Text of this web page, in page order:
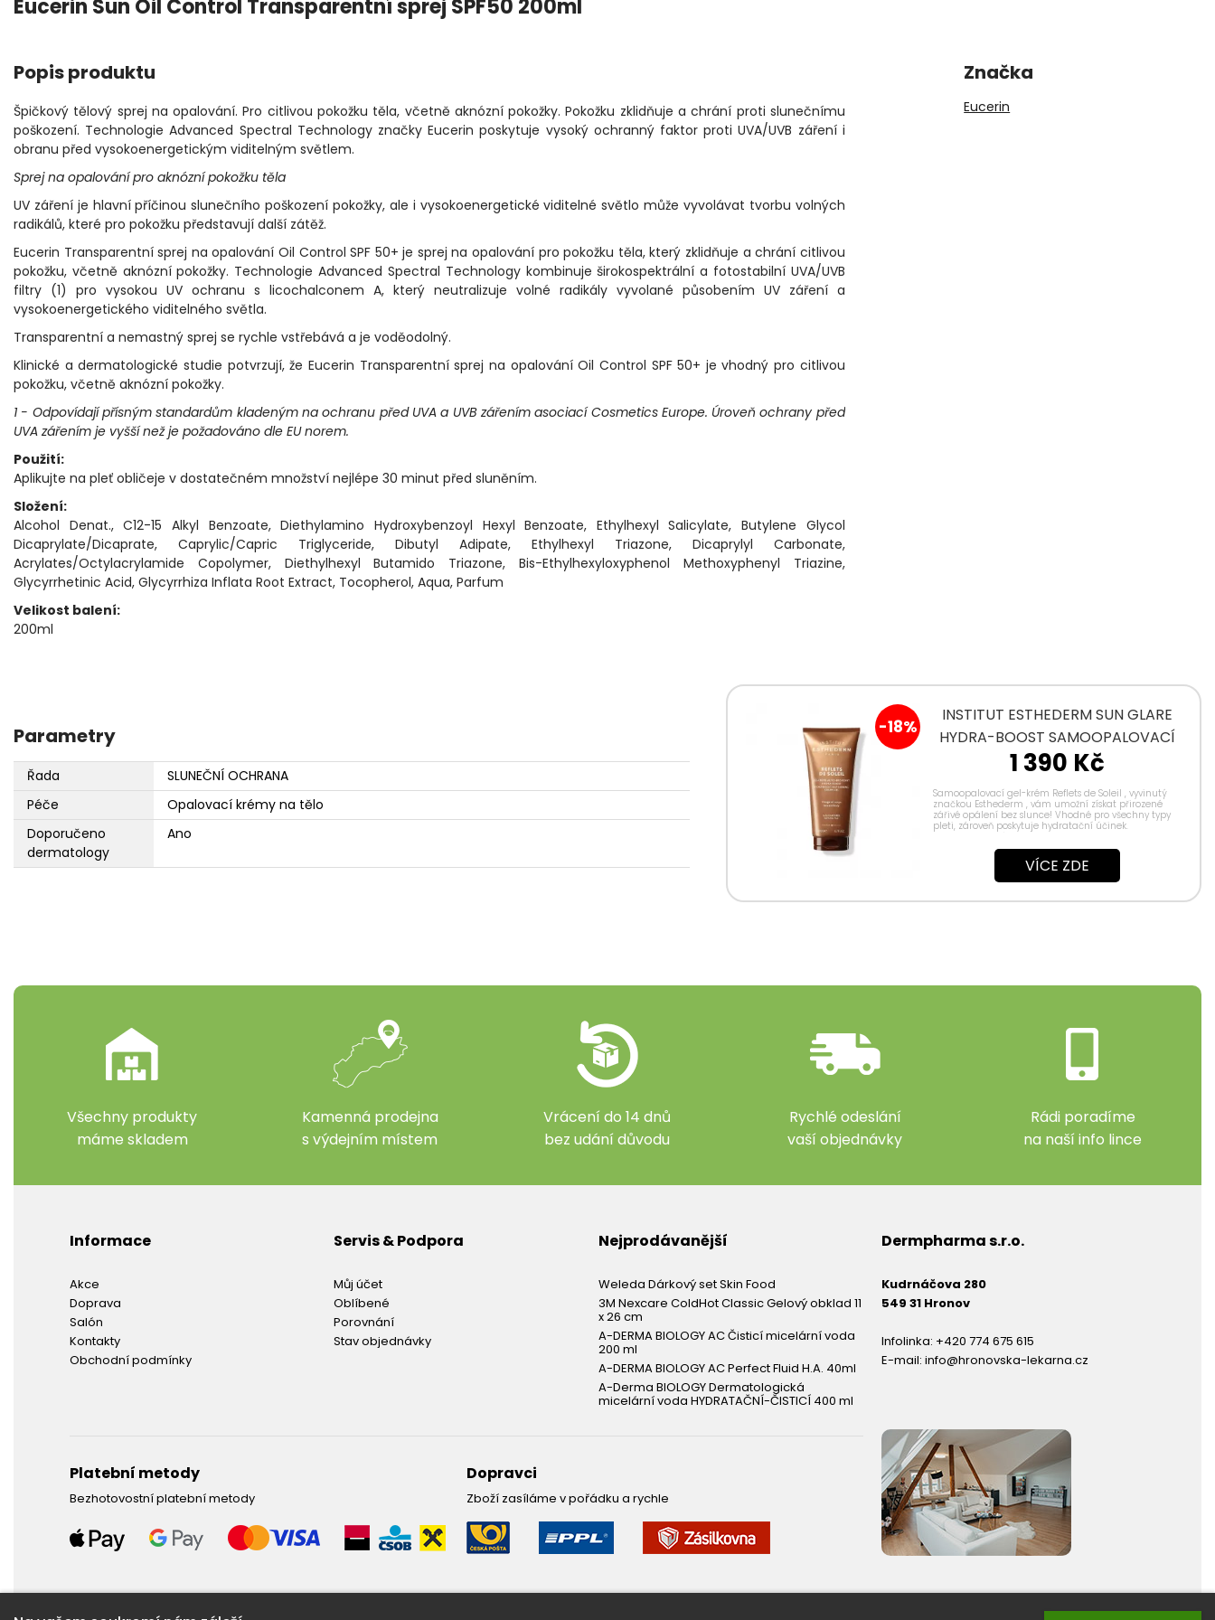
Eucerin Sun Oil Control Transparentní sprej SPF50 200ml
Popis produktu
Špičkový tělový sprej na opalování. Pro citlivou pokožku těla, včetně aknózní pokožky. Pokožku zklidňuje a chrání proti slunečnímu
poškození. Technologie Advanced Spectral Technology značky Eucerin poskytuje vysoký ochranný faktor proti UVA/UVB záření i
obranu před vysokoenergetickým viditelným světlem.
Sprej na opalování pro aknózní pokožku těla
UV záření je hlavní příčinou slunečního poškození pokožky, ale i vysokoenergetické viditelné světlo může vyvolávat tvorbu volných
radikálů, které pro pokožku představují další zátěž.
Eucerin Transparentní sprej na opalování Oil Control SPF 50+ je sprej na opalování pro pokožku těla, který zklidňuje a chrání citlivou
pokožku, včetně aknózní pokožky. Technologie Advanced Spectral Technology kombinuje širokospektrální a fotostabilní UVA/UVB
filtry (1) pro vysokou UV ochranu s licochalconem A, který neutralizuje volné radikály vyvolané působením UV záření a
vysokoenergetického viditelného světla.
Transparentní a nemastný sprej se rychle vstřebává a je voděodolný.
Klinické a dermatologické studie potvrzují, že Eucerin Transparentní sprej na opalování Oil Control SPF 50+ je vhodný pro citlivou
pokožku, včetně aknózní pokožky.
1 - Odpovídají přísným standardům kladeným na ochranu před UVA a UVB zářením asociací Cosmetics Europe. Úroveň ochrany před
UVA zářením je vyšší než je požadováno dle EU norem.
Použití:
Aplikujte na pleť obličeje v dostatečném množství nejlépe 30 minut před sluněním.
Složení:
Alcohol Denat., C12-15 Alkyl Benzoate, Diethylamino Hydroxybenzoyl Hexyl Benzoate, Ethylhexyl Salicylate, Butylene Glycol
Dicaprylate/Dicaprate, Caprylic/Capric Triglyceride, Dibutyl Adipate, Ethylhexyl Triazone, Dicaprylyl Carbonate,
Acrylates/Octylacrylamide Copolymer, Diethylhexyl Butamido Triazone, Bis-Ethylhexyloxyphenol Methoxyphenyl Triazine,
Glycyrrhetinic Acid, Glycyrrhiza Inflata Root Extract, Tocopherol, Aqua, Parfum
Velikost balení:
200ml
Značka
Eucerin
Parametry
Řada
SLUNEČNÍ OCHRANA
Péče
Opalovací krémy na tělo
Doporučeno
dermatology
Ano
-18%
INSTITUT ESTHEDERM SUN GLARE
HYDRA-BOOST SAMOOPALOVACÍ
GEL-KRÉM
1 390 Kč
Samoopalovací gel-krém Reflets de Soleil , vyvinutý
značkou Esthederm , vám umožní získat přirozené
zářivé opálení bez slunce! Vhodné pro všechny typy
pleti, zároveň poskytuje hydratační účinek.
VÍCE ZDE
Všechny produkty
máme skladem
Kamenná prodejna
s výdejním místem
Vrácení do 14 dnů
bez udání důvodu
Rychlé odeslání
vaší objednávky
Rádi poradíme
na naší info lince
Informace
Akce
Doprava
Salón
Kontakty
Obchodní podmínky
Servis & Podpora
Můj účet
Oblíbené
Porovnání
Stav objednávky
Nejprodávanější
Weleda Dárkový set Skin Food
3M Nexcare ColdHot Classic Gelový obklad 11
x 26 cm
A-DERMA BIOLOGY AC Čisticí micelární voda
200 ml
A-DERMA BIOLOGY AC Perfect Fluid H.A. 40ml
A-Derma BIOLOGY Dermatologická
micelární voda HYDRATAČNÍ-ČISTICÍ 400 ml
Platební metody
Bezhotovostní platební metody
Dopravci
Zboží zasíláme v pořádku a rychle
Dermpharma s.r.o.
Kudrnáčova 280
549 31 Hronov
Infolinka: +420 774 675 615
E-mail: info@hronovska-lekarna.cz